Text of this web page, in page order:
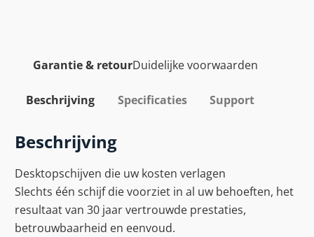
Garantie & retourDuidelijke voorwaarden
Beschrijving Specificaties Support
Beschrijving
Desktopschijven die uw kosten verlagen
Slechts één schijf die voorziet in al uw behoeften, het
resultaat van 30 jaar vertrouwde prestaties,
betrouwbaarheid en eenvoud.